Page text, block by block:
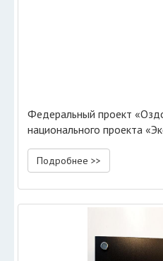
Федеральный проект
национального проекта
Подробнее >>